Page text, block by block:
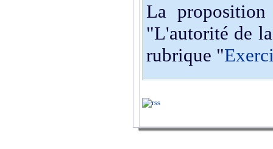
La
"L'autorité de
rubrique "